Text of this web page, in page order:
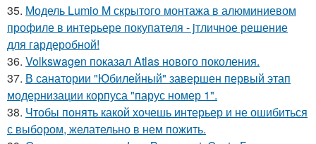
35. Модель Lumio M скрытого монтажа в алюминиевом
профиле в интерьере покупателя - jтличное решение
для гардеробной!
36. Volkswagen показал Atlas нового поколения.
37. В санатории "Юбилейный" завершен первый этап
модернизации корпуса "парус номер 1".
38. Чтобы понять какой хочешь интерьер и не ошибиться
с выбором, желательно в нем пожить.